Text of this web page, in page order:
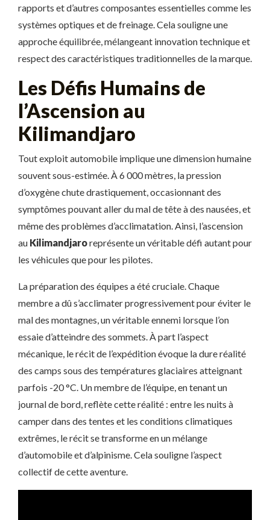
rapports et d’autres composantes essentielles comme les
systèmes optiques et de freinage. Cela souligne une
approche équilibrée, mélangeant innovation technique et
respect des caractéristiques traditionnelles de la marque.
Les Défis Humains de
l’Ascension au
Kilimandjaro
Tout exploit automobile implique une dimension humaine
souvent sous-estimée. À 6 000 mètres, la pression
d’oxygène chute drastiquement, occasionnant des
symptômes pouvant aller du mal de tête à des nausées, et
même des problèmes d’acclimatation. Ainsi, l’ascension
au Kilimandjaroreprésente un véritable défi autant pour
les véhicules que pour les pilotes.
La préparation des équipes a été cruciale. Chaque
membre a dû s’acclimater progressivement pour éviter le
mal des montagnes, un véritable ennemi lorsque l’on
essaie d’atteindre des sommets. À part l’aspect
mécanique, le récit de l’expédition évoque la dure réalité
des camps sous des températures glaciaires atteignant
parfois -20 °C. Un membre de l’équipe, en tenant un
journal de bord, reflète cette réalité : entre les nuits à
camper dans des tentes et les conditions climatiques
extrêmes, le récit se transforme en un mélange
d’automobile et d’alpinisme. Cela souligne l’aspect
collectif de cette aventure.